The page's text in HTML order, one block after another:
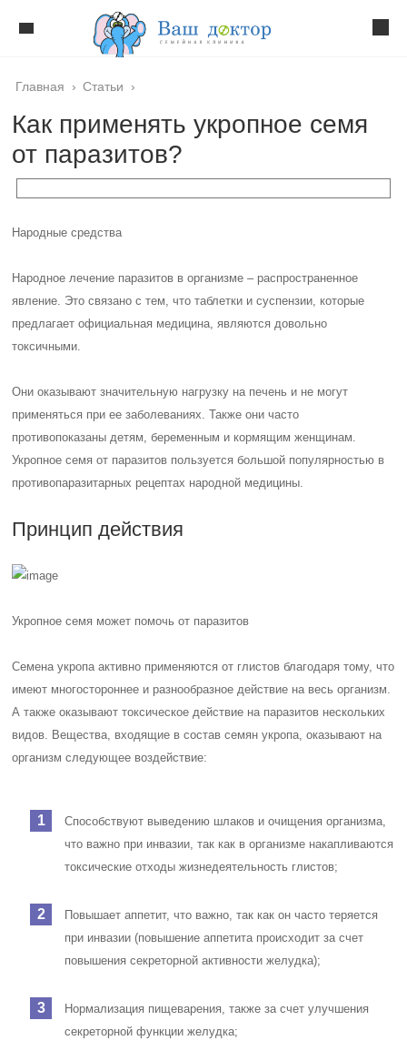
Главная › Статьи ›
Как применять укропное семя
от паразитов?
Народные средства
Народное лечение паразитов в организме – распространенное
явление. Это связано с тем, что таблетки и суспензии, которые
предлагает официальная медицина, являются довольно
токсичными.
Они оказывают значительную нагрузку на печень и не могут
применяться при ее заболеваниях. Также они часто
противопоказаны детям, беременным и кормящим женщинам.
Укропное семя от паразитов пользуется большой популярностью в
противопаразитарных рецептах народной медицины.
Принцип действия
Укропное семя может помочь от паразитов
Семена укропа активно применяются от глистов благодаря тому, что
имеют многостороннее и разнообразное действие на весь организм.
А также оказывают токсическое действие на паразитов нескольких
видов. Вещества, входящие в состав семян укропа, оказывают на
организм следующее воздействие:
Способствуют выведению шлаков и очищения организма,
что важно при инвазии, так как в организме накапливаются
токсические отходы жизнедеятельность глистов;
Повышает аппетит, что важно, так как он часто теряется
при инвазии (повышение аппетита происходит за счет
повышения секреторной активности желудка);
Нормализация пищеварения, также за счет улучшения
секреторной функции желудка;